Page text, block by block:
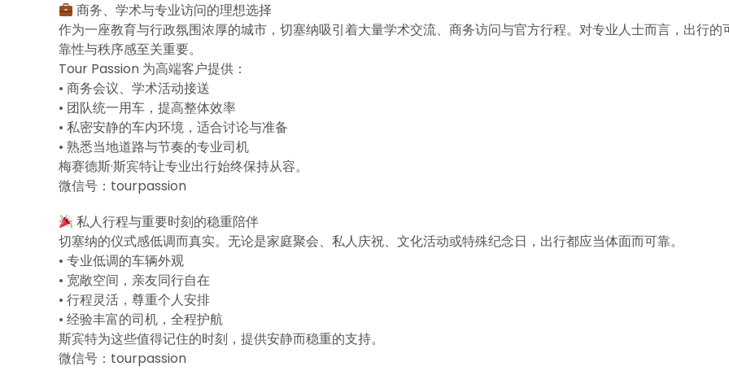
商务、学术与专业访问的理想选择
作为一座教育与行政氛围浓厚的城市，切塞纳吸引着大量学术交流、商务访问与官方行程。对专业人士而言，出行的
靠性与秩序感至关重要。
Tour Passion 为高端客户提供：
• 商务会议、学术活动接送
• 团队统一用车，提高整体效率
• 私密安静的车内环境，适合讨论与准备
• 熟悉当地道路与节奏的专业司机
梅赛德斯·斯宾特让专业出行始终保持从容。
微信号：tourpassion
私人行程与重要时刻的稳重陪伴
切塞纳的仪式感低调而真实。无论是家庭聚会、私人庆祝、文化活动或特殊纪念日，出行都应当体面而可靠。
• 专业低调的车辆外观
• 宽敞空间，亲友同行自在
• 行程灵活，尊重个人安排
• 经验丰富的司机，全程护航
斯宾特为这些值得记住的时刻，提供安静而稳重的支持。
微信号：tourpassion